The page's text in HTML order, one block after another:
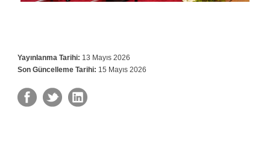
Yayınlanma Tarihi: 13 Mayıs 2026
Son Güncelleme Tarihi: 15 Mayıs 2026